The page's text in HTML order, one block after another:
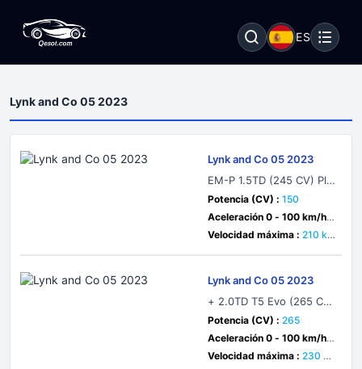
ES
Lynk and Co 05 2023
Lynk and Co 05 2023
EM-P 1.5TD (245 CV) Plu
g-in Hybrid DHT Pro
Potencia (CV) : 150
Aceleración 0 - 100 km/h :
seg
Velocidad máxima : 210 k
Lynk and Co 05 2023
+ 2.0TD T5 Evo (265 CV)
AWD Automatic
Potencia (CV) : 265
Aceleración 0 - 100 km/h :
6.5 seg
Velocidad máxima : 230 k